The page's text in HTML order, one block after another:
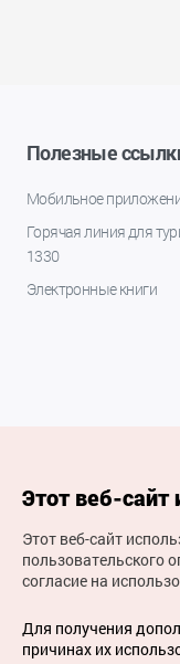
Полезные
Мобильное
Горячая линия для
1330
Электронные книги
(с) Национальная
права защищены
Для извещения об
Этот веб-сайт
Этот веб-сайт
пользовательского
согласие на
Для получения
причинах их